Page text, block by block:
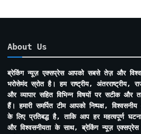
About Us
ब्रेकिंग न्यूज़ एक्सप्रेस आपको सबसे तेज़ और
भरोसेमंद स्रोत है। हम राष्ट्रीय, अंतरराष्ट्रीय,
और व्यापार सहित विभिन्न विषयों पर सटीक और
हैं। हमारी समर्पित टीम आपको निष्पक्ष,
के लिए प्रतिबद्ध है, ताकि आप हर महत्वपूर्ण
और विश्वसनीयता के साथ, ब्रेकिंग न्यूज़